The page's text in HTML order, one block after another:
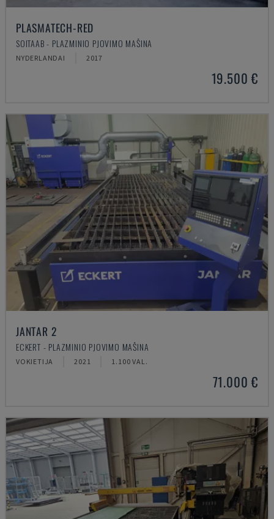
PLASMATECH-RED
SOITAAB - PLAZMINIO PJOVIMO MAŠINA
NYDERLANDAI 2017
19.500 €
JANTAR 2
ECKERT - PLAZMINIO PJOVIMO MAŠINA
VOKIETIJA 2021 1.100 VAL.
71.000 €